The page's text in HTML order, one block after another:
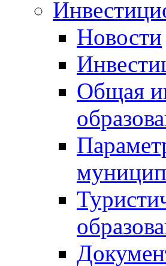
Новости
Общая